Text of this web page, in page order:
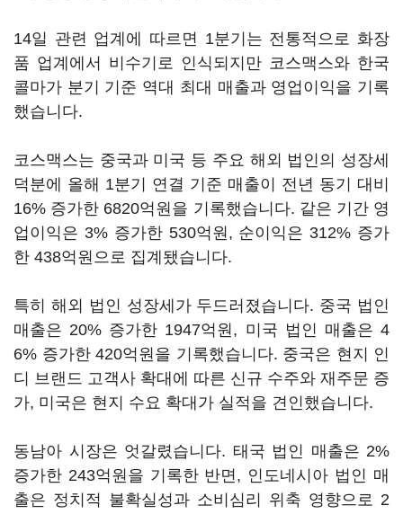
14일 관련 업계에 따르면 1분기는 전통적으로 화장
품 업계에서 비수기로 인식되지만 코스맥스와 한국
콜마가 분기 기준 역대 최대 매출과 영업이익을 기록
했습니다.
코스맥스는 중국과 미국 등 주요 해외 법인의 성장세
덕분에 올해 1분기 연결 기준 매출이 전년 동기 대비
16% 증가한 6820억원을 기록했습니다. 같은 기간 영
업이익은 3% 증가한 530억원, 순이익은 312% 증가
한 438억원으로 집계됐습니다.
특히 해외 법인 성장세가 두드러졌습니다. 중국 법인
매출은 20% 증가한 1947억원, 미국 법인 매출은 4
6% 증가한 420억원을 기록했습니다. 중국은 현지 인
디 브랜드 고객사 확대에 따른 신규 수주와 재주문 증
가, 미국은 현지 수요 확대가 실적을 견인했습니다.
동남아 시장은 엇갈렸습니다. 태국 법인 매출은 2%
증가한 243억원을 기록한 반면, 인도네시아 법인 매
출은 정치적 불확실성과 소비심리 위축 영향으로 2